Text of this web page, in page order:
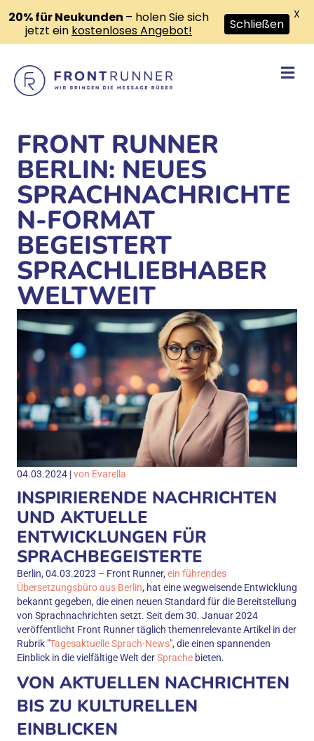
FRONT RUNNER
BERLIN: NEUES
SPRACHNACHRICHTE
N-FORMAT
BEGEISTERT
SPRACHLIEBHABER
WELTWEIT
04.03.2024 |von Evarella
INSPIRIERENDE NACHRICHTEN
UND AKTUELLE
ENTWICKLUNGEN FÜR
SPRACHBEGEISTERTE
Berlin, 04.03.2023 – Front Runner, ein führendes
Übersetzungsbüro aus Berlin, hat eine wegweisende Entwicklung
bekannt gegeben, die einen neuen Standard für die Bereitstellung
von Sprachnachrichten setzt. Seit dem 30. Januar 2024
veröffentlicht Front Runner täglich themenrelevante Artikel in der
Rubrik "Tagesaktuelle Sprach-News", die einen spannenden
Einblick in die vielfältige Welt derSprache bieten.
VON AKTUELLEN NACHRICHTEN
BIS ZU KULTURELLEN
EINBLICKEN
20% für Neukunden – holen Sie sich
jetzt ein kostenloses Angebot! Schließen
X